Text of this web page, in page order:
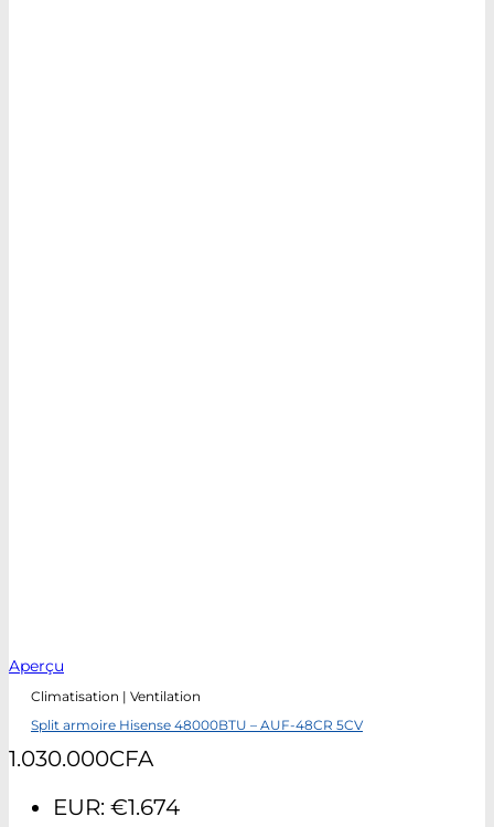
Aperçu
Climatisation | Ventilation
Split armoire Hisense 48000BTU – AUF-48CR 5CV
1.030.000CFA
EUR: €1.674